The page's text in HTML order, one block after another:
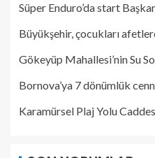
Süper Enduro’da start
Büyükşehir, çocukları
Gökeyüp Mahallesi’nin Su
Bornova’ya 7 dönümlük
Karamürsel Plaj Yolu